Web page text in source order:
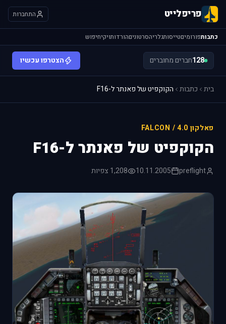
פריפלייט התחברות
כתבותפורומיםטייסותגלריהסרטוניםהורדותויקיחיפוש
128חברים מחוברים הצטרפו עכשיו
בית כתבות הקוקפיט של פאנתר ל-F16
פאלקון 4.0 / FALCON
הקוקפיט של פאנתר ל-F16
preflight
10.11.2005 1,208 צפיות